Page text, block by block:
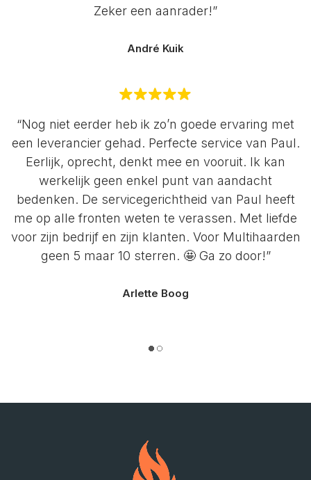
Zeker een aanrader!”
André Kuik
“Nog niet eerder heb ik zo’n goede ervaring met
een leverancier gehad. Perfecte service van Paul.
Eerlijk, oprecht, denkt mee en vooruit. Ik kan
werkelijk geen enkel punt van aandacht
bedenken. De servicegerichtheid van Paul heeft
me op alle fronten weten te verassen. Met liefde
voor zijn bedrijf en zijn klanten. Voor Multihaarden
geen 5 maar 10 sterren. 🤩 Ga zo door!”
Arlette Boog